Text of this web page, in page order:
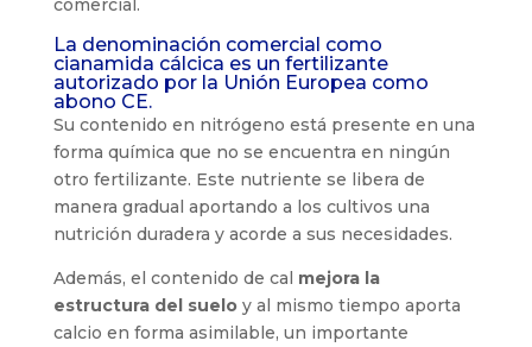
comercial.
La denominación comercial como
cianamida cálcica es un fertilizante
autorizado por la Unión Europea como
abono CE.
Su contenido en nitrógeno está presente en una
forma química que no se encuentra en ningún
otro fertilizante. Este nutriente se libera de
manera gradual aportando a los cultivos una
nutrición duradera y acorde a sus necesidades.
Además, el contenido de cal mejora la
estructura del sueloy al mismo tiempo aporta
calcio en forma asimilable, un importante